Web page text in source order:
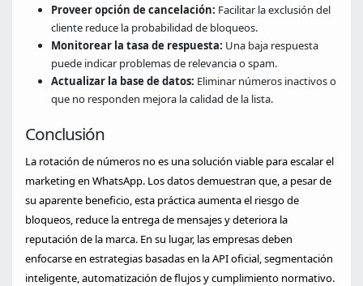
Proveer opción de cancelación: Facilitar la exclusión del
cliente reduce la probabilidad de bloqueos.
Monitorear la tasa de respuesta: Una baja respuesta
puede indicar problemas de relevancia o spam.
Actualizar la base de datos: Eliminar números inactivos o
que no responden mejora la calidad de la lista.
Conclusión
La rotación de números no es una solución viable para escalar el
marketing en WhatsApp. Los datos demuestran que, a pesar de
su aparente beneficio, esta práctica aumenta el riesgo de
bloqueos, reduce la entrega de mensajes y deteriora la
reputación de la marca. En su lugar, las empresas deben
enfocarse en estrategias basadas en la API oficial, segmentación
inteligente, automatización de flujos y cumplimiento normativo.